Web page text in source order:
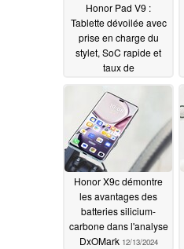
Honor Pad V9 :
Tablette dévoilée avec
prise en charge du
stylet, SoC rapide et
taux de
144 Hz12/17/2024
Honor X9c démontre
les avantages des
batteries silicium-
carbone dans l'analyse
DxOMark 12/13/2024